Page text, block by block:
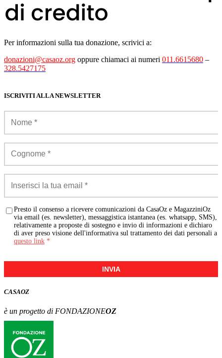
Per informazioni sulla tua donazione, scrivici a:
donazioni@casaoz.org oppure chiamaci ai numeri 011.6615680 –
328.5427175
ISCRIVITI ALLA NEWSLETTER
Presto il consenso a ricevere comunicazioni da CasaOz e MagazziniOz
via email (es. newsletter), messaggistica istantanea (es. whatsapp, SMS),
relativamente a proposte di sostegno e invio di informazioni e dichiaro
di aver preso visione dell'informativa sul trattamento dei dati personali a
questo link *
INVIA
CASAOZ
è un progetto di FONDAZIONEOZ